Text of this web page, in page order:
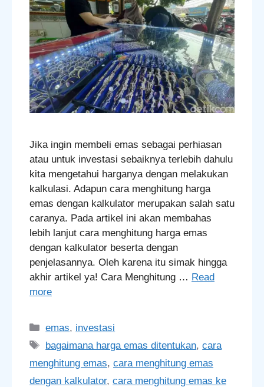
Jika ingin membeli emas sebagai perhiasan
atau untuk investasi sebaiknya terlebih dahulu
kita mengetahui harganya dengan melakukan
kalkulasi. Adapun cara menghitung harga
emas dengan kalkulator merupakan salah satu
caranya. Pada artikel ini akan membahas
lebih lanjut cara menghitung harga emas
dengan kalkulator beserta dengan
penjelasannya. Oleh karena itu simak hingga
akhir artikel ya! Cara Menghitung … Read
more
Categories
emas, investasi
Tags
bagaimana harga emas ditentukan,cara
menghitung emas, cara menghitung emas
dengan kalkulator, cara menghitung emas ke